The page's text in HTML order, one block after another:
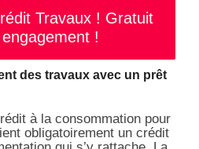
Travaux ! Gratuit
!
des travaux avec un prêt
à la consommation pour
obligatoirement un crédit